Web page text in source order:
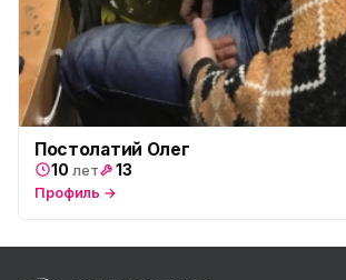
Постолатий Олег
10 лет 13
Профиль →